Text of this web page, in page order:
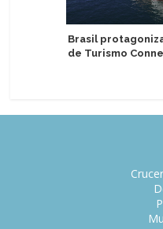
Brasil
de Turismo